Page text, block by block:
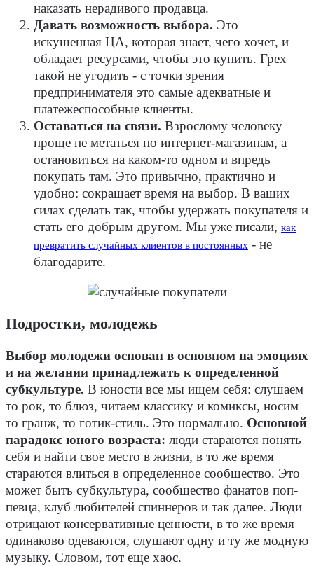
наказать нерадивого продавца.
Давать возможность выбора. Это
искушенная ЦА, которая знает, чего хочет, и
обладает ресурсами, чтобы это купить. Грех
такой не угодить - с точки зрения
предпринимателя это самые адекватные и
платежеспособные клиенты.
Оставаться на связи. Взрослому человеку
проще не метаться по интернет-магазинам, а
остановиться на каком-то одном и впредь
покупать там. Это привычно, практично и
удобно: сокращает время на выбор. В ваших
силах сделать так, чтобы удержать покупателя и
стать его добрым другом. Мы уже писали, как
превратить случайных клиентов в постоянных - не
благодарите.
Подростки, молодежь
Выбор молодежи основан в основном на эмоциях
и на желании принадлежать к определенной
субкультуре. В юности все мы ищем себя: слушаем
то рок, то блюз, читаем классику и комиксы, носим
то гранж, то готик-стиль. Это нормально. Основной
парадокс юного возраста: люди стараются понять
себя и найти свое место в жизни, в то же время
стараются влиться в определенное сообщество. Это
может быть субкультура, сообщество фанатов поп-
певца, клуб любителей спиннеров и так далее. Люди
отрицают консервативные ценности, в то же время
одинаково одеваются, слушают одну и ту же модную
музыку. Словом, тот еще хаос.